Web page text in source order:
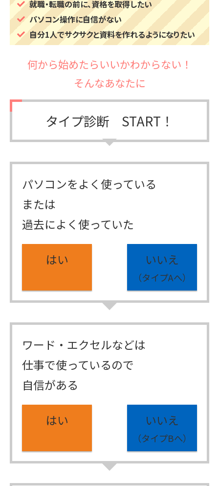
就職・転職の前に、資格を取得したい
パソコン操作に自信がない
自分1人でサクサクと資料を作れるようになりたい
何から始めたらいいかわからない！
そんなあなたに
タイプ診断 START！
パソコンをよく使っている
または
過去によく使っていた
はい いいえ
（タイプAへ）
ワード・エクセルなどは
仕事で使っているので
自信がある
はい いいえ
（タイプBへ）